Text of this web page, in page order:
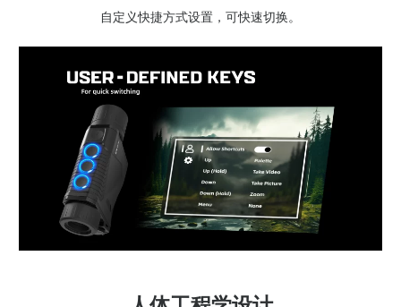
自定义快捷方式设置，可快速切换。